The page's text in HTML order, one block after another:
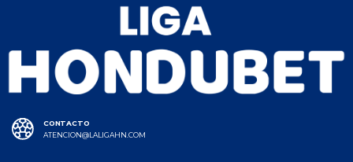
CONTACTO
ATENCION@LALIGAHN.COM